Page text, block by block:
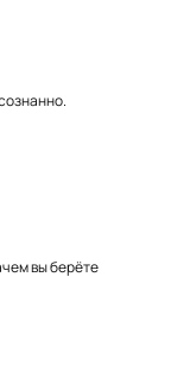
вы берёте